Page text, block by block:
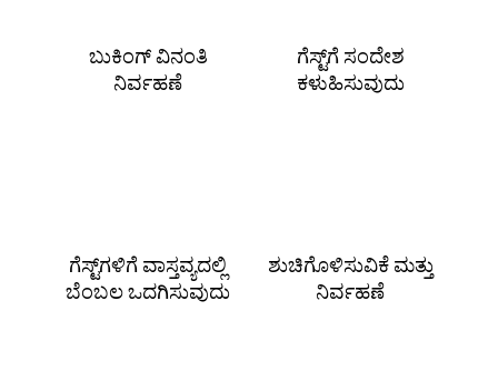
ಬುಕಿಂಗ್ ವಿನಂತಿ
ನಿರ್ವಹಣೆ
ಗೆಸ್ಟ್‌ಗೆ ಸಂದೇಶ
ಕಳುಹಿಸುವುದು
ಗೆಸ್ಟ್‌ಗಳಿಗೆ ವಾಸ್ತವ್ಯದಲ್ಲಿ
ಬೆಂಬಲ ಒದಗಿಸುವುದು
ಶುಚಿಗೊಳಿಸುವಿಕೆ ಮತ್ತು
ನಿರ್ವಹಣೆ